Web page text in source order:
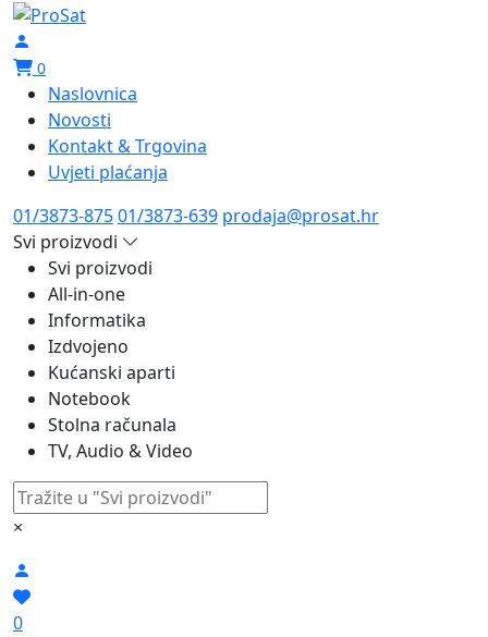
0
Naslovnica
Novosti
Kontakt & Trgovina
Uvjeti plaćanja
01/3873-87501/3873-639 prodaja@prosat.hr
Svi proizvodi
Svi proizvodi
All-in-one
Informatika
Izdvojeno
Kućanski aparti
Notebook
Stolna računala
TV, Audio & Video
×
0